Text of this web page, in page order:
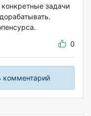
задачи
0
комментарий